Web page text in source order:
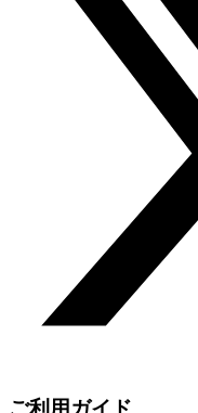
ご利用ガイド